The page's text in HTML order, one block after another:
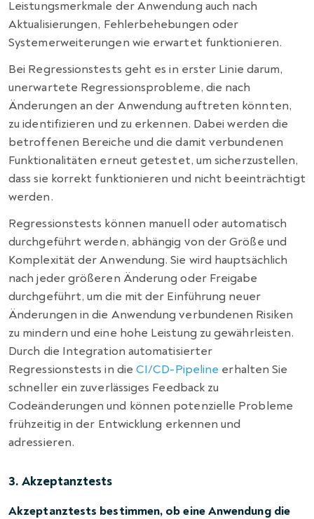
Leistungsmerkmale der Anwendung auch nach
Aktualisierungen, Fehlerbehebungen oder
Systemerweiterungen wie erwartet funktionieren.
Bei Regressionstests geht es in erster Linie darum,
unerwartete Regressionsprobleme, die nach
Änderungen an der Anwendung auftreten könnten,
zu identifizieren und zu erkennen. Dabei werden die
betroffenen Bereiche und die damit verbundenen
Funktionalitäten erneut getestet, um sicherzustellen,
dass sie korrekt funktionieren und nicht beeinträchtigt
werden.
Regressionstests können manuell oder automatisch
durchgeführt werden, abhängig von der Größe und
Komplexität der Anwendung. Sie wird hauptsächlich
nach jeder größeren Änderung oder Freigabe
durchgeführt, um die mit der Einführung neuer
Änderungen in die Anwendung verbundenen Risiken
zu mindern und eine hohe Leistung zu gewährleisten.
Durch die Integration automatisierter
Regressionstests in dieCI/CD-Pipeline erhalten Sie
schneller ein zuverlässiges Feedback zu
Codeänderungen und können potenzielle Probleme
frühzeitig in der Entwicklung erkennen und
adressieren.
3. Akzeptanztests
Akzeptanztests bestimmen, ob eine Anwendung die